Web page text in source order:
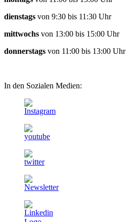
dienstags von 9:30 bis 11:30 Uhr
mittwochs von 13:00 bis 15:00 Uhr
donnerstags von 11:00 bis 13:00 Uhr
In den Sozialen Medien: